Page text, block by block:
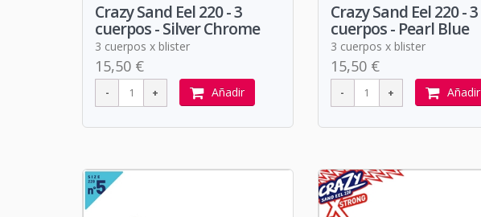
Crazy Sand Eel 220 - 3
cuerpos - Silver Chrome
3 cuerpos x blister
15,50 €
Añadir
Crazy Sand Eel 220 - 3
cuerpos - Pearl Blue
3 cuerpos x blister
15,50 €
Añadir